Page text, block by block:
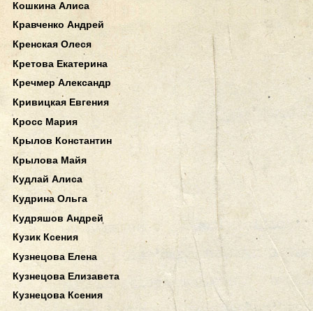
Кошкина Алиса
Кравченко Андрей
Кренская Олеся
Кретова Екатерина
Кречмер Александр
Кривицкая Евгения
Кросс Мария
Крылов Константин
Крылова Майя
Кудлай Алиса
Кудрина Ольга
Кудряшов Андрей
Кузик Ксения
Кузнецова Елена
Кузнецова Елизавета
Кузнецова Ксения